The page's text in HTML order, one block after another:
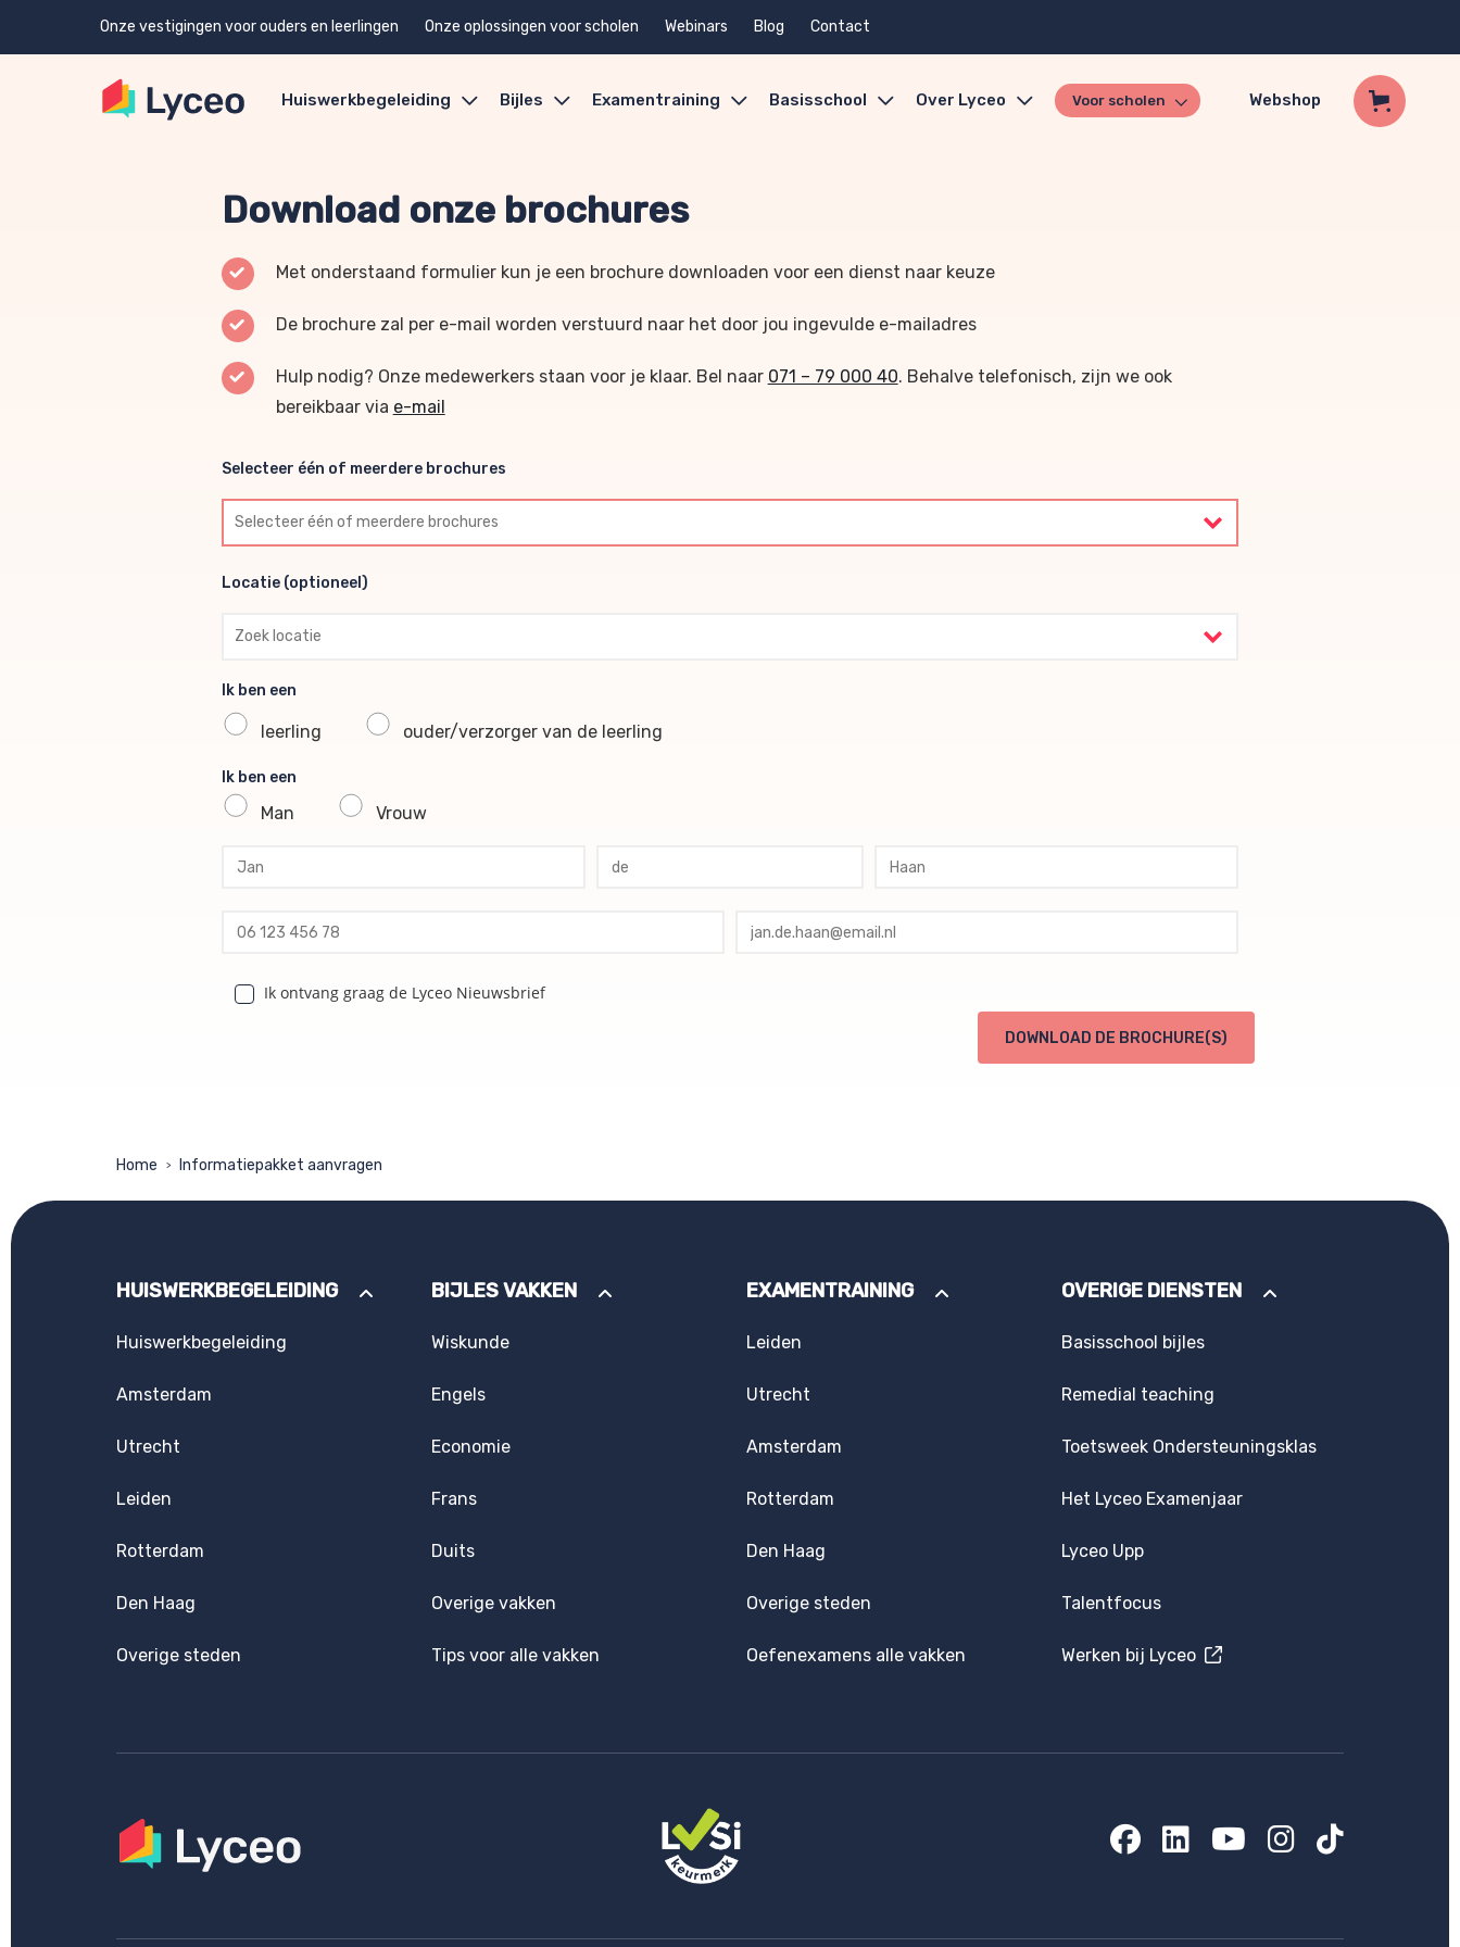
Onze vestigingen voor ouders en leerlingen Onze oplossingen voor scholen Webinars Blog Contact
Huiswerkbegeleiding Bijles Examentraining Basisschool Over Lyceo Voor scholen Webshop
Download onze brochures
Met onderstaand formulier kun je een brochure downloaden voor een dienst naar keuze
De brochure zal per e-mail worden verstuurd naar het door jou ingevulde e-mailadres
Hulp nodig? Onze medewerkers staan voor je klaar. Bel naar 071 – 79 000 40. Behalve telefonisch, zijn we ook
bereikbaar via e-mail
Selecteer één of meerdere brochures
Selecteer één of meerdere brochures
Locatie (optioneel)
Locatie (optioneel)
Ik ben een
leerling ouder/verzorger van de leerling
Ik ben een
Man Vrouw
profile voornaam
profile tussenvoegsel
profile achternaam
profile telefoon
profile email
Ik ontvang graag de Lyceo Nieuwsbrief
DOWNLOAD DE BROCHURE(S)
Home > Informatiepakket aanvragen
HUISWERKBEGELEIDING
Huiswerkbegeleiding
Amsterdam
Utrecht
Leiden
Rotterdam
Den Haag
Overige steden
BIJLES VAKKEN
Wiskunde
Engels
Economie
Frans
Duits
Overige vakken
Tips voor alle vakken
EXAMENTRAINING
Leiden
Utrecht
Amsterdam
Rotterdam
Den Haag
Overige steden
Oefenexamens alle vakken
OVERIGE DIENSTEN
Basisschool bijles
Remedial teaching
Toetsweek Ondersteuningsklas
Het Lyceo Examenjaar
Lyceo Upp
Talentfocus
Werken bij Lyceo
Facebook
LinkedIn
YouTube
Instagram
TikTok